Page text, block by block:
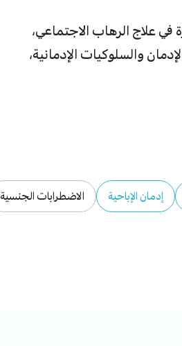
علاج الرهاب الاجتماعي،
والسلوكيات الإدمانية،
إدمان الإباحية الاضطرابات الجنسية